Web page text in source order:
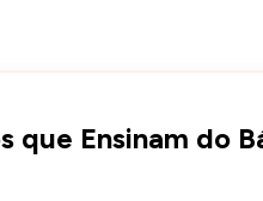
que Ensinam do